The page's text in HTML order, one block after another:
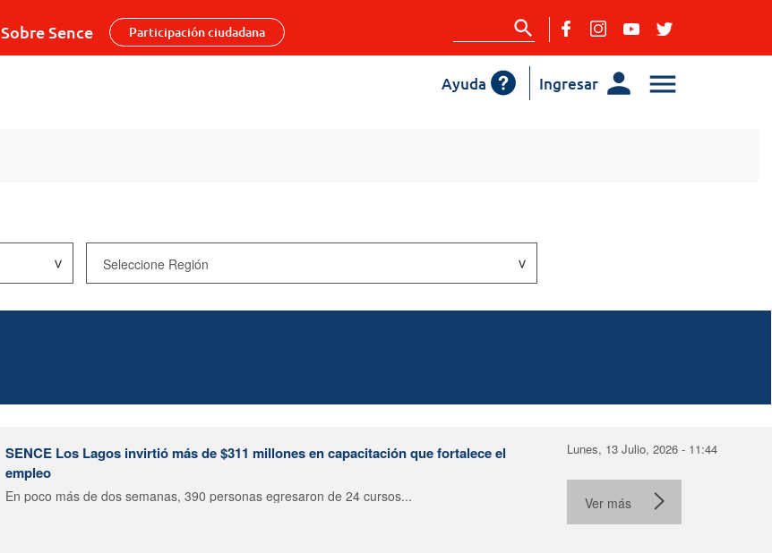
Sobre Sence Participación ciudadana
Ingresar
Ayuda
SENCE Los Lagos invirtió más de $311 millones en capacitación que fortalece el
empleo
En poco más de dos semanas, 390 personas egresaron de 24 cursos...
Lunes, 13 Julio, 2026 - 11:44
Ver más